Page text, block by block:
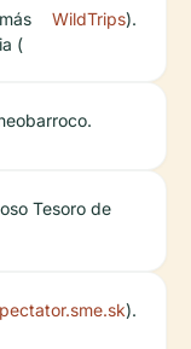
(
WildTrips).
Tesoro de
).